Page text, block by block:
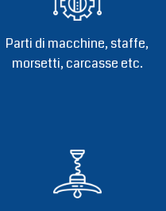
Parti di macchine, staffe,
morsetti, carcasse etc.